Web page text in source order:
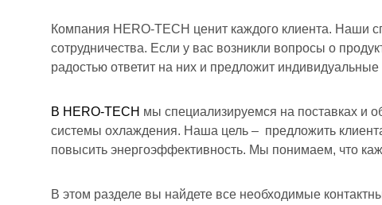
Компания HERO-TECH ценит каждого клиента. Наши
сотрудничества. Если у вас возникли вопросы о
радостью ответит на них и предложит
В HERO-TECH мы специализируемся на поставках и
системы охлаждения. Наша цель – предложить
повысить энергоэффективность. Мы понимаем, что
В этом разделе вы найдете все необходимые